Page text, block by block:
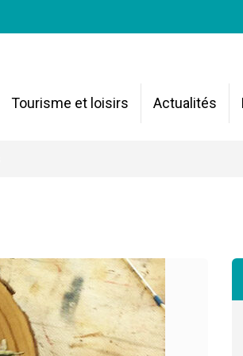
Tourisme et loisirs Actualités